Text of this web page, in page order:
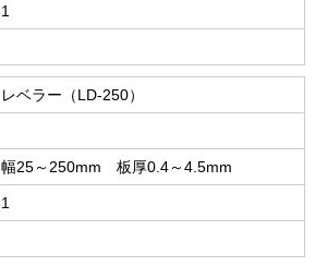
1
レベラー（LD-250）
幅25～250mm 板厚0.4～4.5mm
1